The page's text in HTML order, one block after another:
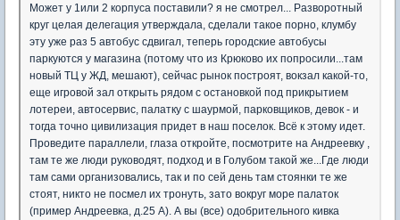
Может у 1или 2 корпуса поставили? я не смотрел... Разворотный
круг целая делегация утверждала, сделали такое порно, клумбу
эту уже раз 5 автобус сдвигал, теперь городские автобусы
паркуются у магазина (потому что из Крюково их попросили...там
новый ТЦ у ЖД, мешают), сейчас рынок построят, вокзал какой-то,
еще игровой зал открыть рядом с остановкой под прикрытием
лотереи, автосервис, палатку с шаурмой, парковщиков, девок - и
тогда точно цивилизация придет в наш поселок. Всё к этому идет.
Проведите параллели, глаза откройте, посмотрите на Андреевку ,
там те же люди руководят, подход и в Голубом такой же...Где люди
там сами организовались, так и по сей день там стоянки те же
стоят, никто не посмел их тронуть, зато вокруг море палаток
(пример Андреевка, д.25 А). А вы (все) одобрительного кивка